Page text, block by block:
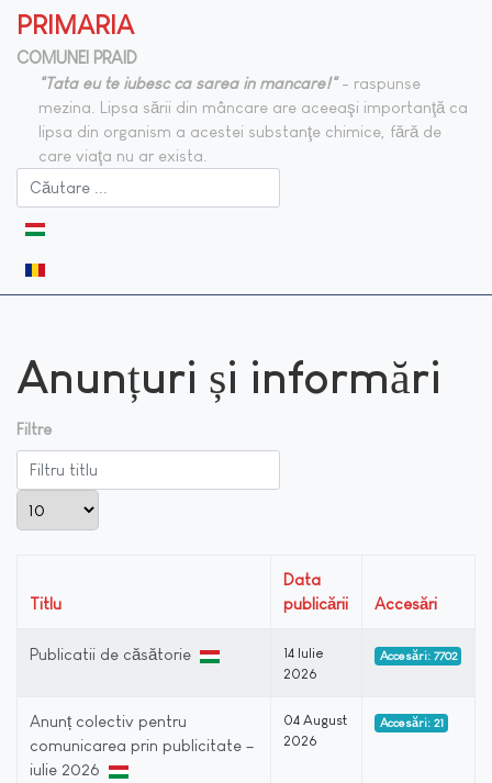
PRIMARIA
COMUNEI PRAID
"Tata eu te iubesc ca sarea in mancare!"- raspunse
mezina. Lipsa sării din mâncare are aceeaşi importanţă ca
lipsa din organism a acestei substanţe chimice, fără de
care viaţa nu ar exista.
Anunțuri și informări
Filtre
Filtru titlu
Afișare #
Titlu
Data
publicării
Accesări
Publicatii de căsătorie
14 Iulie
2026
Accesări: 7702
Anunț colectiv pentru
comunicarea prin publicitate –
iulie 2026
04 August
2026
Accesări: 21